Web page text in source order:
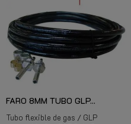
FARO 8MM TUBO GLP...
Tubo flexible de gas / GLP